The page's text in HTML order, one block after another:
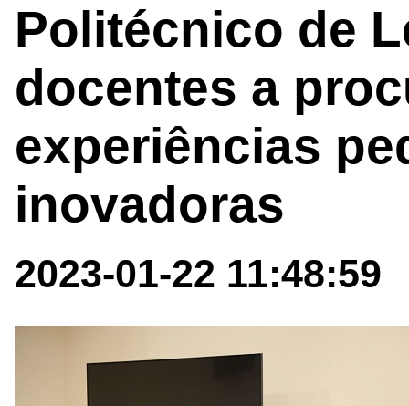
Politécnico de
docentes a
experiências
inovadoras
2023-01-22 11:48:59